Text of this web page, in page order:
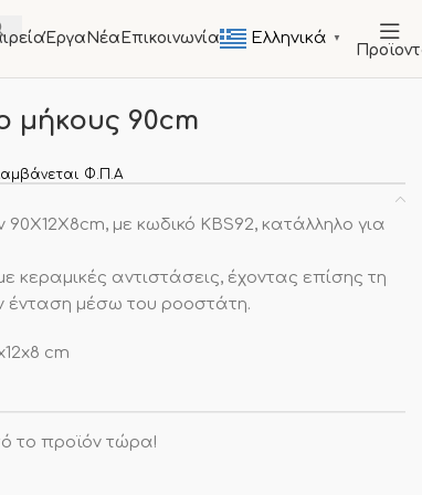
Έργα Νέα Επικοινωνία Ελληνικά ▼
μήκους 90cm
Φ.Π.Α
με κωδικό KBS92, κατάλληλο για
κεραμικές αντιστάσεις, έχοντας επίσης τη
ένταση μέσω του ροοστάτη.
cm
το προϊόν τώρα!